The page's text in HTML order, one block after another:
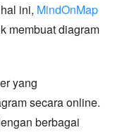
ini, MindOnMap
membuat diagram
yang
secara online.
berbagai